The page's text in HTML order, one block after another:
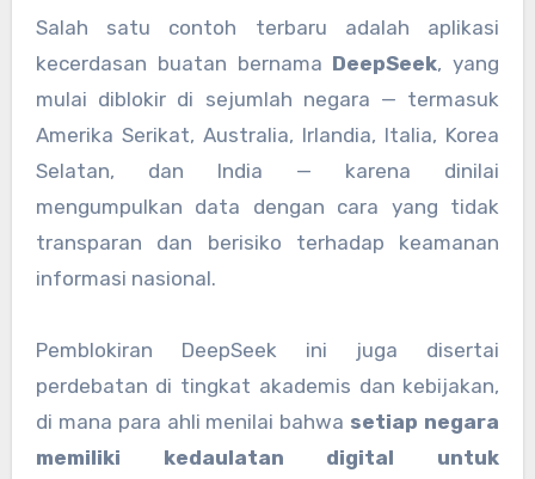
Salah satu contoh terbaru adalah aplikasi
kecerdasan buatan bernama DeepSeek, yang
mulai diblokir di sejumlah negara — termasuk
Amerika Serikat, Australia, Irlandia, Italia, Korea
Selatan, dan India — karena dinilai
mengumpulkan data dengan cara yang tidak
transparan dan berisiko terhadap keamanan
informasi nasional.
Pemblokiran DeepSeek ini juga disertai
perdebatan di tingkat akademis dan kebijakan,
di mana para ahli menilai bahwa setiap negara
memiliki kedaulatan digital untuk